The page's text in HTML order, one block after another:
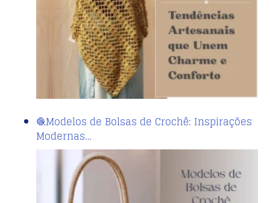
🧶Modelos de Bolsas de Crochê: Inspirações
Modernas…